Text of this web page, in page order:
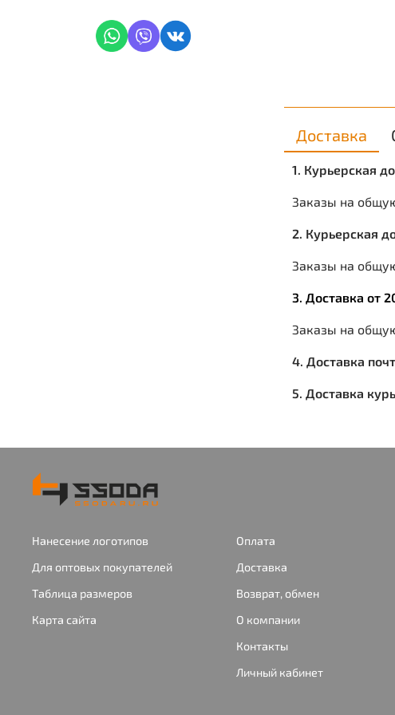
Доставка
1. Курьерская
Заказы на
2. Курьерская
Заказы на
3. Доставка от
Заказы на
4. Доставка
5. Доставка
Нанесение логотипов
Для оптовых покупателей
Таблица размеров
Карта сайта
Оплата
Доставка
Возврат, обмен
О компании
Контакты
Личный кабинет